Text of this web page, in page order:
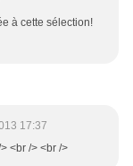
à cette sélection!
17:37
<br /> <br />